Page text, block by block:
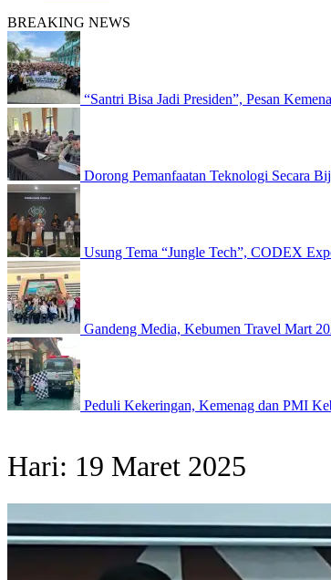
BREAKING NEWS
“Santri Bisa Jadi Presiden”, Pesan
Dorong Pemanfaatan Teknologi Secara
Usung Tema “Jungle Tech”, CODEX
Gandeng Media, Kebumen Travel Mart
Peduli Kekeringan, Kemenag dan PMI
Hari: 19 Maret 2025